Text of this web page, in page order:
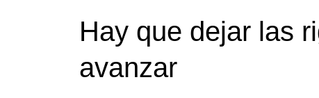
Hay que dejar las
avanzar